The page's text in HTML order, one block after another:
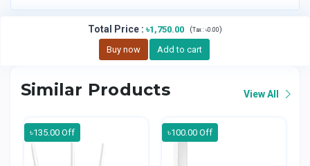
Total Price : ৳1,750.00 (Tax : ৳0.00)
Buy now Add to cart
Similar Products View All
৳135.00 Off ৳100.00 Off